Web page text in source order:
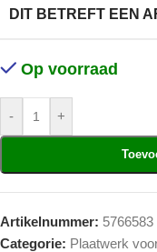
DIT BETREFT EEN
Op voorraad
- +
Artikelnummer: 5766583
Categorie: Plaatwerk